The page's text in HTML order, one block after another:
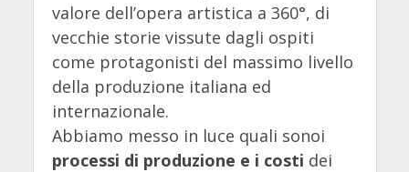
valore dell’opera artistica a 360°, di
vecchie storie vissute dagli ospiti
come protagonisti del massimo livello
della produzione italiana ed
internazionale.
Abbiamo messo in luce quali sonoi
processi di produzione e i costi dei